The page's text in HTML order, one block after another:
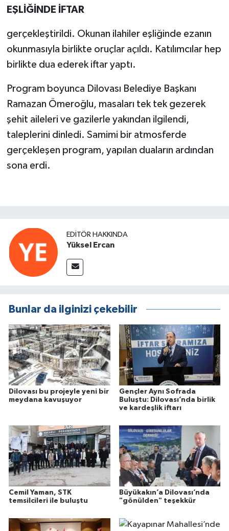
EŞLİĞİNDE İFTAR
gerçekleştirildi. Okunan ilahiler eşliğinde ezanın
okunmasıyla birlikte oruçlar açıldı. Katılımcılar hep
birlikte dua ederek iftar yaptı.
Program boyunca Dilovası Belediye Başkanı
Ramazan Ömeroğlu, masaları tek tek gezerek
şehit aileleri ve gazilerle yakından ilgilendi,
taleplerini dinledi. Samimi bir atmosferde
gerçekleşen program, yapılan duaların ardından
sona erdi.
EDITÖR HAKKINDA
Yüksel Ercan
Bunlar da ilginizi çekebilir
Dilovası bu projeyle yeni bir
meydana kavuşuyor
Gençler Aynı Sofrada
Buluştu: Dilovası’nda birlik
ve kardeşlik iftarı
Cemil Yaman, STK
temsilcileri ile buluştu
Büyükakın’a Dilovası’nda
"gönülden" teşekkür